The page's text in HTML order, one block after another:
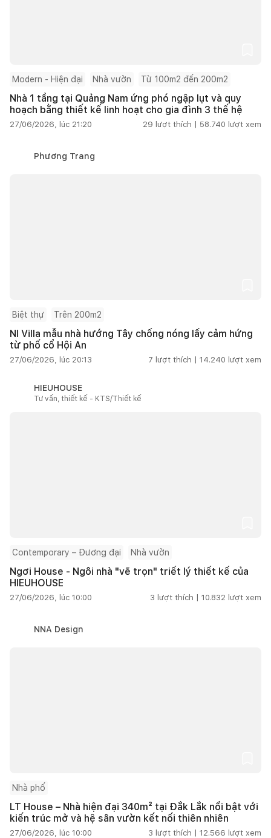
Modern - Hiện đại Nhà vườn Từ 100m2 đến 200m2
Nhà 1 tầng tại Quảng Nam ứng phó ngập lụt và quy
hoạch bằng thiết kế linh hoạt cho gia đình 3 thế hệ
27/06/2026, lúc 21:20 29 lượt thích | 58.740 lượt xem
Phương Trang
Biệt thự Trên 200m2
NI Villa mẫu nhà hướng Tây chống nóng lấy cảm hứng
từ phố cổ Hội An
27/06/2026, lúc 20:13 7 lượt thích | 14.240 lượt xem
HIEUHOUSE
Tư vấn, thiết kế - KTS/Thiết kế
Contemporary – Đương đại Nhà vườn
Ngơi House - Ngôi nhà "vẽ trọn" triết lý thiết kế của
HIEUHOUSE
27/06/2026, lúc 10:00 3 lượt thích | 10.832 lượt xem
NNA Design
Nhà phố
LT House – Nhà hiện đại 340m² tại Đắk Lắk nổi bật với
kiến trúc mở và hệ sân vườn kết nối thiên nhiên
27/06/2026, lúc 10:00 3 lượt thích | 12.566 lượt xem